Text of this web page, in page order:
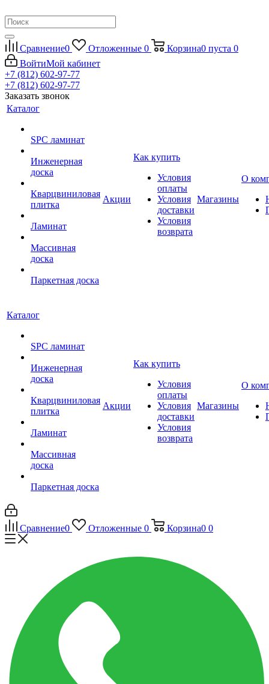
Сравнение0 Отложенные 0 Корзина0 пуста 0
ВойтиМой кабинет
+7 (812) 602-97-77
+7 (812) 602-97-77
Заказать звонок
Каталог
SPC ламинат
Инженерная
доска
Кварцвиниловая
плитка
Ламинат
Массивная
доска
Паркетная доска
Акции
Как купить
Условия
оплаты
Условия
доставки
Условия
возврата
Магазины
О
Каталог
SPC ламинат
Инженерная
доска
Кварцвиниловая
плитка
Ламинат
Массивная
доска
Паркетная доска
Акции
Как купить
Условия
оплаты
Условия
доставки
Условия
возврата
Магазины
О
Сравнение0 Отложенные 0 Корзина0 0